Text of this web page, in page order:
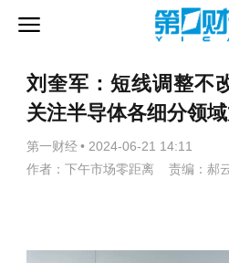
刘奎军：短线调整不
关注半导体各细分领
第一财经 • 2024-06-21 14:11
作者：下午市场零距离 责编：郝